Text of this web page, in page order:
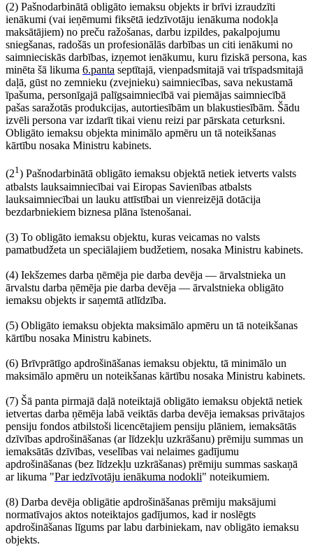
(2) Pašnodarbinātā obligāto iemaksu objekts ir brīvi izraudzīti
ienākumi (vai ieņēmumi fiksētā iedzīvotāju ienākuma nodokļa
maksātājiem) no preču ražošanas, darbu izpildes, pakalpojumu
sniegšanas, radošās un profesionālās darbības un citi ienākumi no
saimnieciskās darbības, izņemot ienākumu, kuru fiziskā persona, kas
minēta šā likuma 6.panta septītajā, vienpadsmitajā vai trīspadsmitajā
daļā, gūst no zemnieku (zvejnieku) saimniecības, sava nekustamā
īpašuma, personīgajā palīgsaimniecībā vai piemājas saimniecībā
pašas saražotās produkcijas, autortiesībām un blakustiesībām. Šādu
izvēli persona var izdarīt tikai vienu reizi par pārskata ceturksni.
Obligāto iemaksu objekta minimālo apmēru un tā noteikšanas
kārtību nosaka Ministru kabinets.
(21) Pašnodarbinātā obligāto iemaksu objektā netiek ietverts valsts
atbalsts lauksaimniecībai vai Eiropas Savienības atbalsts
lauksaimniecībai un lauku attīstībai un vienreizējā dotācija
bezdarbniekiem biznesa plāna īstenošanai.
(3) To obligāto iemaksu objektu, kuras veicamas no valsts
pamatbudžeta un speciālajiem budžetiem, nosaka Ministru kabinets.
(4) Iekšzemes darba ņēmēja pie darba devēja — ārvalstnieka un
ārvalstu darba ņēmēja pie darba devēja — ārvalstnieka obligāto
iemaksu objekts ir saņemtā atlīdzība.
(5) Obligāto iemaksu objekta maksimālo apmēru un tā noteikšanas
kārtību nosaka Ministru kabinets.
(6) Brīvprātīgo apdrošināšanas iemaksu objektu, tā minimālo un
maksimālo apmēru un noteikšanas kārtību nosaka Ministru kabinets.
(7) Šā panta pirmajā daļā noteiktajā obligāto iemaksu objektā netiek
ietvertas darba ņēmēja labā veiktās darba devēja iemaksas privātajos
pensiju fondos atbilstoši licencētajiem pensiju plāniem, iemaksātās
dzīvības apdrošināšanas (ar līdzekļu uzkrāšanu) prēmiju summas un
iemaksātās dzīvības, veselības vai nelaimes gadījumu
apdrošināšanas (bez līdzekļu uzkrāšanas) prēmiju summas saskaņā
ar likuma "Par iedzīvotāju ienākuma nodokli" noteikumiem.
(8) Darba devēja obligātie apdrošināšanas prēmiju maksājumi
normatīvajos aktos noteiktajos gadījumos, kad ir noslēgts
apdrošināšanas līgums par labu darbiniekam, nav obligāto iemaksu
objekts.